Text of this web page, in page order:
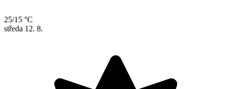
25/15 °C
středa 12. 8.